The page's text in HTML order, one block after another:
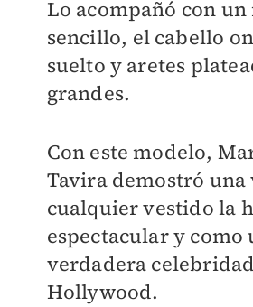
Lo acompañó con
sencillo, el cabello
suelto y aretes
grandes.
Con este modelo,
Tavira demostró una
cualquier vestido la
espectacular y como
verdadera
Hollywood.